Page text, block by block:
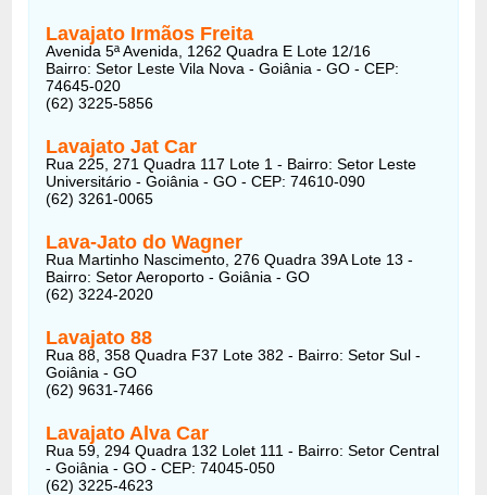
Lavajato Irmãos Freita
Avenida 5ª Avenida, 1262 Quadra E Lote 12/16
Bairro: Setor Leste Vila Nova - Goiânia - GO - CEP:
74645-020
(62) 3225-5856
Lavajato Jat Car
Rua 225, 271 Quadra 117 Lote 1 - Bairro: Setor Leste
Universitário - Goiânia - GO - CEP: 74610-090
(62) 3261-0065
Lava-Jato do Wagner
Rua Martinho Nascimento, 276 Quadra 39A Lote 13 -
Bairro: Setor Aeroporto - Goiânia - GO
(62) 3224-2020
Lavajato 88
Rua 88, 358 Quadra F37 Lote 382 - Bairro: Setor Sul -
Goiânia - GO
(62) 9631-7466
Lavajato Alva Car
Rua 59, 294 Quadra 132 Lolet 111 - Bairro: Setor Central
- Goiânia - GO - CEP: 74045-050
(62) 3225-4623